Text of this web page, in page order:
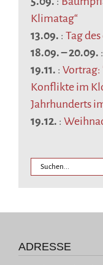
Klimatag“
13.09. : Tag
18.09. –20.09. :
19.11. : Vortrag:
Konflikte im
Jahrhunderts
19.12. :
ADRESSE